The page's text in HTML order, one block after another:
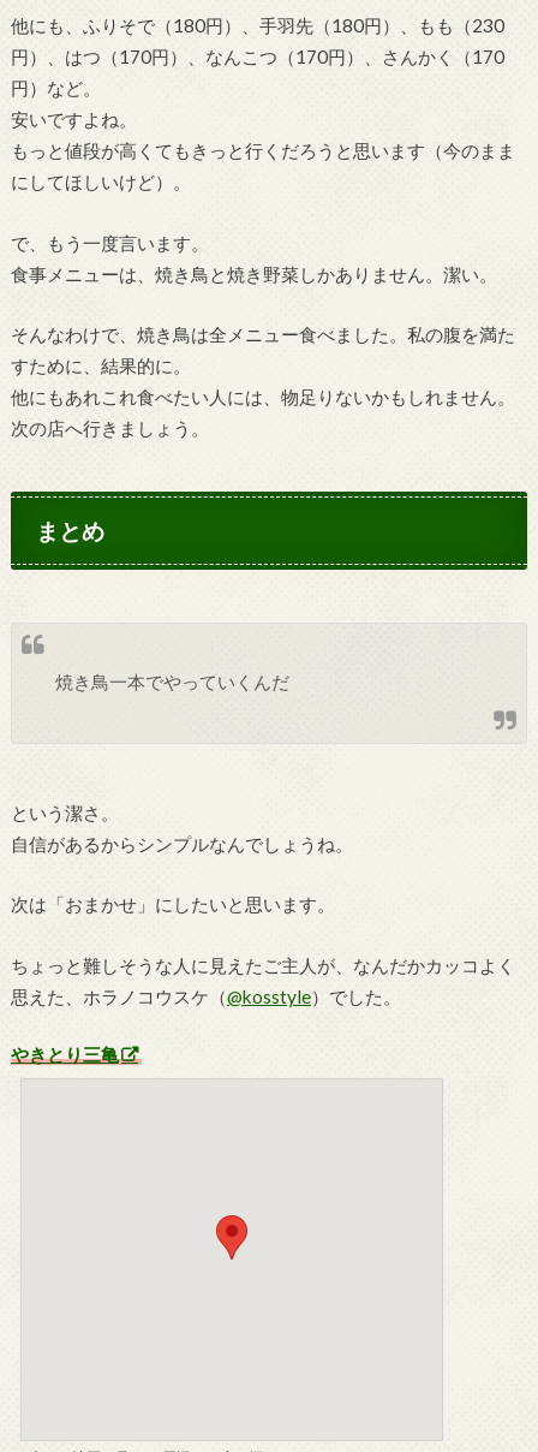
他にも、ふりそで（180円）、手羽先（180円）、もも（230
円）、はつ（170円）、なんこつ（170円）、さんかく（170
円）など。
安いですよね。
もっと値段が高くてもきっと行くだろうと思います（今のまま
にしてほしいけど）。
で、もう一度言います。
食事メニューは、焼き鳥と焼き野菜しかありません。潔い。
そんなわけで、焼き鳥は全メニュー食べました。私の腹を満た
すために、結果的に。
他にもあれこれ食べたい人には、物足りないかもしれません。
次の店へ行きましょう。
まとめ
焼き鳥一本でやっていくんだ
という潔さ。
自信があるからシンプルなんでしょうね。
次は「おまかせ」にしたいと思います。
ちょっと難しそうな人に見えたご主人が、なんだかカッコよく
思えた、ホラノコウスケ（@kosstyle）でした。
やきとり三亀